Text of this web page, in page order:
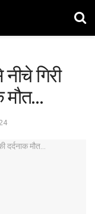
गिरी
मौत…